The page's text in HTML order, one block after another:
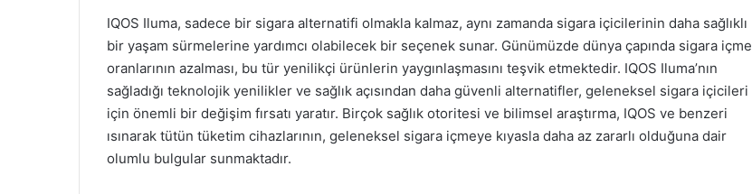
IQOS Iluma, sadece bir sigara alternatifi olmakla kalmaz, aynı zamanda sigara içicilerinin daha sağlıklı
bir yaşam sürmelerine yardımcı olabilecek bir seçenek sunar. Günümüzde dünya çapında sigara içme
oranlarının azalması, bu tür yenilikçi ürünlerin yaygınlaşmasını teşvik etmektedir. IQOS Iluma’nın
sağladığı teknolojik yenilikler ve sağlık açısından daha güvenli alternatifler, geleneksel sigara içicileri
için önemli bir değişim fırsatı yaratır. Birçok sağlık otoritesi ve bilimsel araştırma, IQOS ve benzeri
ısınarak tütün tüketim cihazlarının, geleneksel sigara içmeye kıyasla daha az zararlı olduğuna dair
olumlu bulgular sunmaktadır.